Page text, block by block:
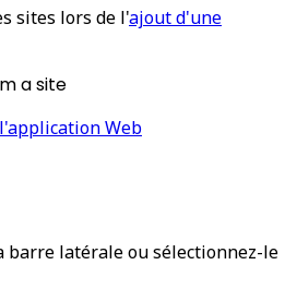
sites lors de l'ajout d'une
a site
Web
barre latérale ou sélectionnez-le